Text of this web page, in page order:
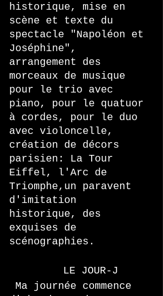
historique, mise en
scène et texte du
spectacle "Napoléon et
Joséphine",
arrangement des
morceaux de musique
pour le trio avec
piano, pour le quatuor
à cordes, pour le duo
avec violoncelle,
création de décors
parisien: La Tour
Eiffel, l'Arc de
Triomphe,un paravent
d'imitation
historique, des
exquises de
scénographies.
   LE JOUR-J